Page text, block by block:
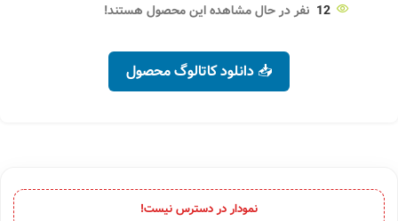
12 نفر در حال مشاهده این محصول هستند!
📥 دانلود کاتالوگ محصول
نمودار در دسترس نیست!